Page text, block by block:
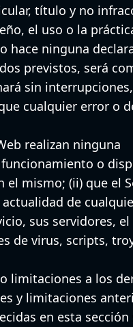
título y no
el uso o la
hace ninguna
previstos, será
sin
cualquier error o
realizan ninguna
o
mismo; (ii) que el
de
sus servidores,
de virus, scripts,
limitaciones a los
y limitaciones
en esta sección